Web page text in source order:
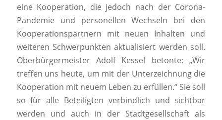
eine Kooperation, die jedoch nach der Corona-
Pandemie und personellen Wechseln bei den
Kooperationspartnern mit neuen Inhalten und
weiteren Schwerpunkten aktualisiert werden soll.
Oberbürgermeister Adolf Kessel betonte: „Wir
treffen uns heute, um mit der Unterzeichnung die
Kooperation mit neuem Leben zu erfüllen.“ Sie soll
so für alle Beteiligten verbindlich und sichtbar
werden und auch in der Stadtgesellschaft als